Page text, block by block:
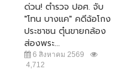
ด่วน! ตำรวจ ปอศ. จับ
"โทน บางแค" คดีฉ้อโกง
ประชาชน ตุ๋นขายกล้อง
ส่องพระ...
6 สิงหาคม 2569
4,712